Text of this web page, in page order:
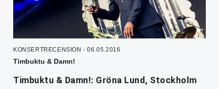
KONSERTRECENSION - 06.05.2016
Timbuktu & Damn!
Timbuktu & Damn!: Gröna Lund, Stockholm